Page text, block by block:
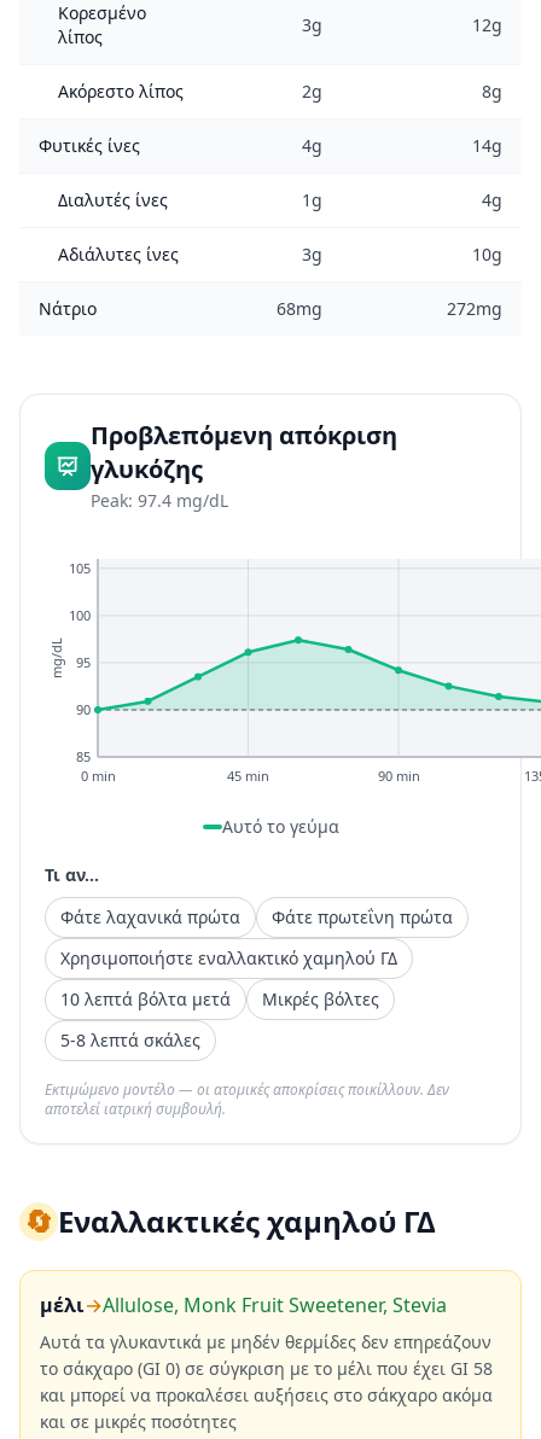
Κορεσμένο
λίπος
3g 12g
Ακόρεστο λίπος 2g 8g
Φυτικές ίνες 4g 14g
Διαλυτές ίνες 1g 4g
Αδιάλυτες ίνες 3g 10g
Νάτριο 68mg 272mg
Προβλεπόμενη απόκριση
γλυκόζης
Peak: 97.4 mg/dL
85
90
95
100
105
0 min 45 min 90 min
mg/dL
Αυτό το γεύμα
Τι αν...
Φάτε λαχανικά πρώτα
Φάτε πρωτεΐνη πρώτα
Χρησιμοποιήστε εναλλακτικό χαμηλού ΓΔ
10 λεπτά βόλτα μετά
Μικρές βόλτες
5-8 λεπτά σκάλες
Εκτιμώμενο μοντέλο — οι ατομικές αποκρίσεις ποικίλλουν. Δεν
αποτελεί ιατρική συμβουλή.
🔄Εναλλακτικές χαμηλού ΓΔ
μέλι→Allulose, Monk Fruit Sweetener, Stevia
Αυτά τα γλυκαντικά με μηδέν θερμίδες δεν επηρεάζουν
το σάκχαρο (GI 0) σε σύγκριση με το μέλι που έχει GI 58
και μπορεί να προκαλέσει αυξήσεις στο σάκχαρο ακόμα
και σε μικρές ποσότητες